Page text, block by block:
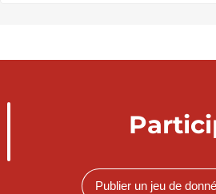
Publier un jeu de